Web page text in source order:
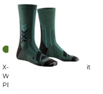
X-Socks | Wandersocken mit
Wolle X-SOCKS® HIKE
PERFORM MERINO CREW